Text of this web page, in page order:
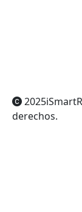
2025
derechos.